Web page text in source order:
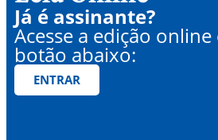
Já é assinante?
Acesse a edição
botão abaixo:
ENTRAR